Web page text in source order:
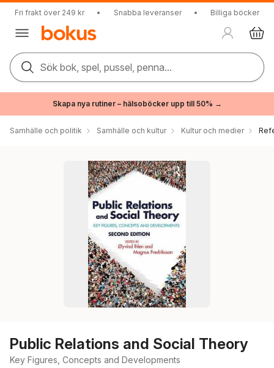
Fri frakt över 249 kr • Snabba leveranser • Billiga böcker
Sök bok, spel, pussel, penna...
Skapa nya rutiner – hälsoböcker upp till 50% →
Samhälle och politik Samhälle och kultur Kultur och medier
Public Relations and Social Theory
Key Figures, Concepts and Developments